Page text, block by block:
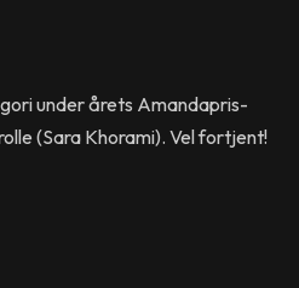
under årets Amandapris-
(Sara Khorami). Vel fortjent!